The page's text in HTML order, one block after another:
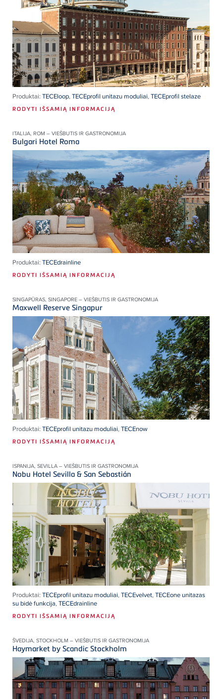
Produktai: TECEloop,TECEprofil unitazu moduliai,TECEprofil stelaze
RODYTI IŠSAMIĄ INFORMACIJĄ
ITALIJA, ROM – VIEŠBUTIS IR GASTRONOMIJA
Bulgari Hotel Roma
Produktai: TECEdrainline
RODYTI IŠSAMIĄ INFORMACIJĄ
SINGAPŪRAS, SINGAPORE – VIEŠBUTIS IR GASTRONOMIJA
Maxwell Reserve Singapur
Produktai: TECEprofil unitazu moduliai,TECEnow
RODYTI IŠSAMIĄ INFORMACIJĄ
ISPANIJA, SEVILLA – VIEŠBUTIS IR GASTRONOMIJA
Nobu Hotel Sevilla & San Sebastián
Produktai: TECEprofil unitazu moduliai,TECEvelvet,TECEone unitazas
su bidė funkcija,TECEdrainline
RODYTI IŠSAMIĄ INFORMACIJĄ
ŠVEDIJA, STOCKHOLM – VIEŠBUTIS IR GASTRONOMIJA
Haymarket by Scandic Stockholm